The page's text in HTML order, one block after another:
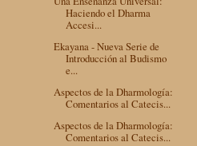
Haciendo el Dharma
Accesi...
Ekayana - Nueva Serie de
Introducción al Budismo
e...
Aspectos de la Dharmología:
Comentarios al Catecis...
Aspectos de la Dharmología:
Comentarios al Catecis...